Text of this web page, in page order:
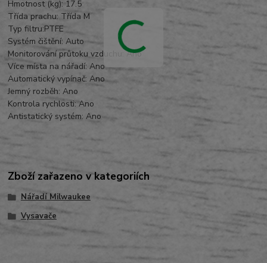
Hmotnost (kg): 17.5
Třída prachu: Třída M
Typ filtru:PTFE
Systém čištění: Auto
Monitorování průtoku vzduchu: Ano
Více místa na nářadí: Ano
Automatický vypínač: Ano
Jemný rozběh: Ano
Kontrola rychlosti: Ano
Antistatický systém: Ano
Zboží zařazeno v kategoriích
Nářadí Milwaukee
Vysavače